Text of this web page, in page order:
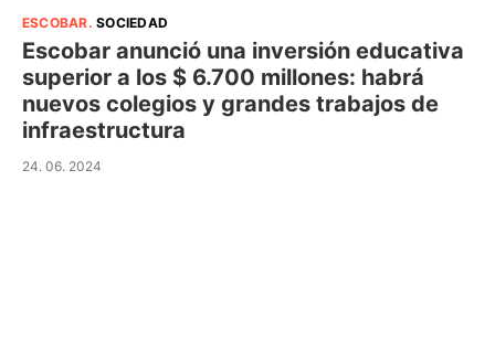
ESCOBAR.SOCIEDAD
Escobar anunció una inversión educativa
superior a los $ 6.700 millones: habrá
nuevos colegios y grandes trabajos de
infraestructura
24. 06. 2024